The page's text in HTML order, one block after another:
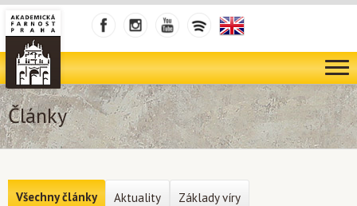
Články
Všechny články Aktuality Základy víry